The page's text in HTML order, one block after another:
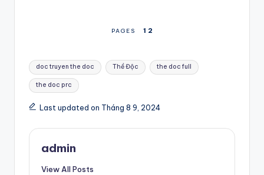
PAGES 1 2
Tags:
doc truyen the doc Thề Độc the doc full
the doc prc
Last updated on Tháng 8 9, 2024
admin
View All Posts